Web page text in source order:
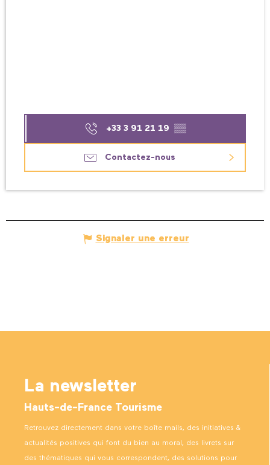
+33 3 91 21 19 ▒▒
Contactez-nous
Signaler une erreur
La newsletter
Hauts-de-France Tourisme
Retrouvez directement dans votre boîte mails, des initiatives &
actualités positives qui font du bien au moral, des livrets sur
des thématiques qui vous correspondent, des solutions pour